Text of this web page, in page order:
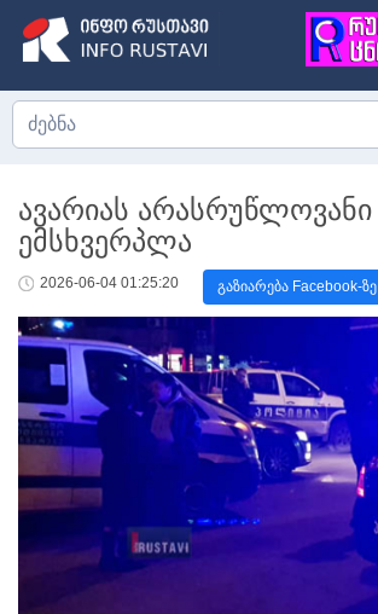
ავარიას არასრუწლოვანი
ემსხვერპლა
2026-06-04 01:25:20 გაზიარება Facebook-ზე